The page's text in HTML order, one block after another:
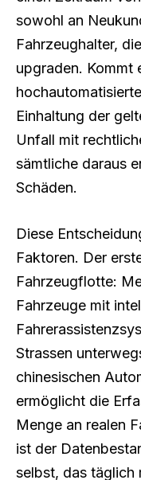
sowohl an
Fahrzeughalter,
upgraden. Kommt
Einhaltung der
Unfall mit
sämtliche daraus
Schäden.
Diese
Faktoren. Der
Fahrzeugflotte:
Fahrzeuge mit
Strassen
chinesischen
ermöglicht die
Menge an realen
ist der
selbst, das täglich